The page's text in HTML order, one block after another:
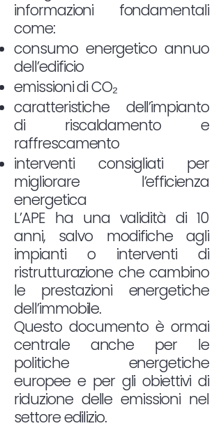
informazioni fondamentali
come:
consumo energetico annuo
dell’edificio
emissioni di CO₂
caratteristiche dell’impianto
di riscaldamento e
raffrescamento
interventi consigliati per
migliorare l’efficienza
energetica
L’APE ha una validità di 10
anni, salvo modifiche agli
impianti o interventi di
ristrutturazione che cambino
le prestazioni energetiche
dell’immobile.
Questo documento è ormai
centrale anche per le
politiche energetiche
europee e per gli obiettivi di
riduzione delle emissioni nel
settore edilizio.